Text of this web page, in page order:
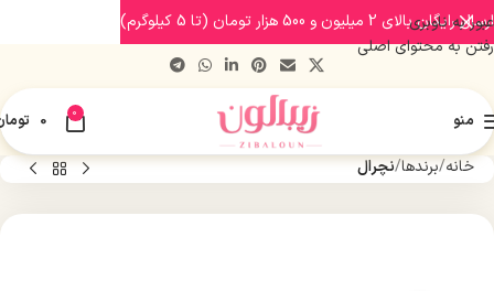
عبور به ناوبری
رفتن به محتوای اصلی
منو 0
0
خانه برندها نچرال
ارسال رایگان بالای 2 میلیون و 500 هزار تومان (تا 5 کیلوگرم)